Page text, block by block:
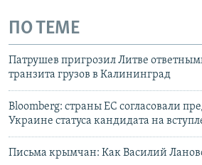
ПО ТЕМЕ
Патрушев пригрозил Литве
транзита грузов в Калининград
Bloomberg: страны ЕС согласовали
Украине статуса кандидата на
Письма крымчан: Как Василий